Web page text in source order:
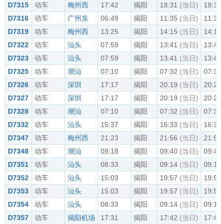
D7315
动车 梅州西 17:42 揭阳 18:31 (当日)
18:33
D7316
动车 广州东 06:49 揭阳 11:35 (当日)
11:37
D7319
动车 梅州西 13:25 揭阳 14:15 (当日)
14:17
D7322
动车 汕头 07:59 揭阳 13:41 (当日)
13:43
D7323
动车 汕头 07:59 揭阳 13:41 (当日)
13:43
D7325
动车 潮汕 07:10 揭阳 07:32 (当日)
07:34
D7326
动车 深圳 17:17 揭阳 20:19 (当日)
20:22
D7327
动车 深圳 17:17 揭阳 20:19 (当日)
20:22
D7328
动车 潮汕 07:10 揭阳 07:32 (当日)
07:34
D7332
动车 汕头 15:37 揭阳 16:33 (当日)
16:35
D7347
动车 梅州西 21:23 揭阳 21:56 (当日)
21:58
D7348
动车 潮汕 09:18 揭阳 09:40 (当日)
09:42
D7351
动车 汕头 08:33 揭阳 09:14 (当日)
09:16
D7352
动车 汕头 15:03 揭阳 19:57 (当日)
19:59
D7353
动车 汕头 15:03 揭阳 19:57 (当日)
19:59
D7354
动车 汕头 08:33 揭阳 09:14 (当日)
09:16
D7357
动车 揭阳机场 17:31 揭阳 17:42 (当日)
17:44